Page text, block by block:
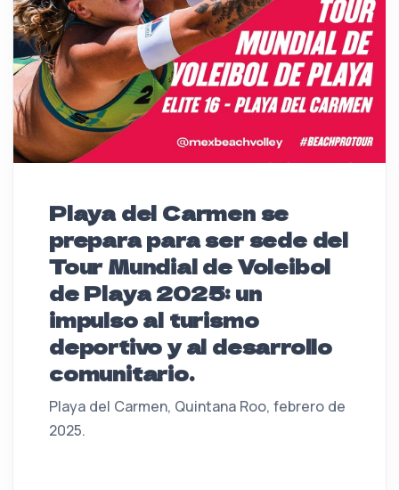
Playa del Carmen se
prepara para ser sede del
Tour Mundial de Voleibol
de Playa 2025: un
impulso al turismo
deportivo y al desarrollo
comunitario.
Playa del Carmen, Quintana Roo, febrero de
2025.